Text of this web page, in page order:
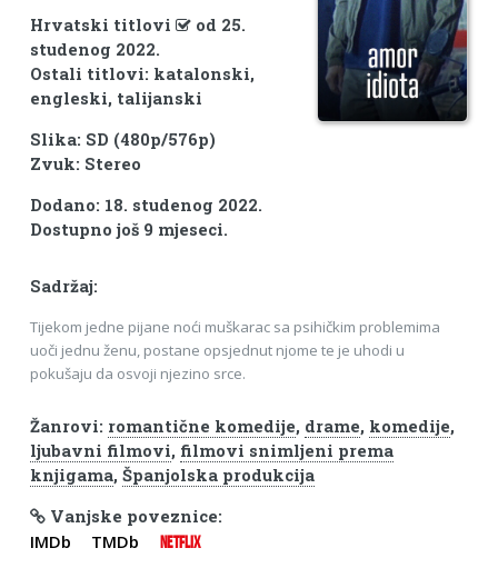
Hrvatski titlovi
od 25.
studenog 2022.
Ostali titlovi: katalonski,
engleski, talijanski
Slika: SD (480p/576p)
Zvuk: Stereo
Dodano: 18. studenog 2022.
Dostupno još 9 mjeseci.
Sadržaj:
Tijekom jedne pijane noći muškarac sa psihičkim problemima
uoči jednu ženu, postane opsjednut njome te je uhodi u
pokušaju da osvoji njezino srce.
Žanrovi: romantične komedije, drame, komedije,
ljubavni filmovi, filmovi snimljeni prema
knjigama, Španjolska produkcija
Vanjske poveznice:
IMDb TMDb NETFLIX